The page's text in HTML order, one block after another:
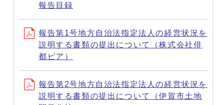
報告目録
報告第1号地方自治法指定法人の経営状況を
説明する書類の提出について（株式会社俳
都ピア）
報告第2号地方自治法指定法人の経営状況を
説明する書類の提出について（伊賀市土地